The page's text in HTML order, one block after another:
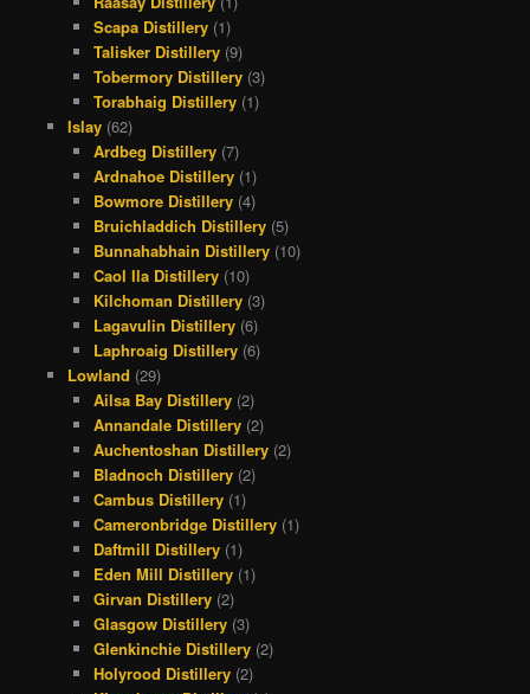
Scapa Distillery (1)
Talisker Distillery (9)
Tobermory Distillery (3)
Torabhaig Distillery (1)
Islay(62)
Ardbeg Distillery (7)
Ardnahoe Distillery (1)
Bowmore Distillery (4)
Bruichladdich Distillery (5)
Bunnahabhain Distillery (10)
Caol Ila Distillery (10)
Kilchoman Distillery (3)
Lagavulin Distillery (6)
Laphroaig Distillery (6)
Lowland (29)
Ailsa Bay Distillery (2)
Annandale Distillery (2)
Auchentoshan Distillery (2)
Bladnoch Distillery (2)
Cambus Distillery (1)
Cameronbridge Distillery (1)
Daftmill Distillery (1)
Eden Mill Distillery (1)
Girvan Distillery (2)
Glasgow Distillery (3)
Glenkinchie Distillery (2)
Holyrood Distillery (2)